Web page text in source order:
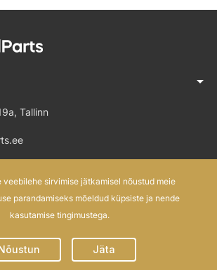
arrow_drop_down
Tallinn
veebilehe sirvimise jätkamisel nõustud meie
parandamiseks mõeldud küpsiste ja nende
kasutamise tingimustega.
Jäta